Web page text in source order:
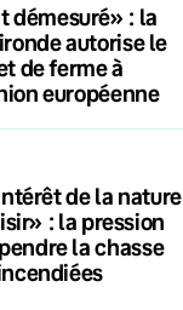
démesuré» : la
autorise le
de ferme à
européenne
de la nature
: la pression
la chasse